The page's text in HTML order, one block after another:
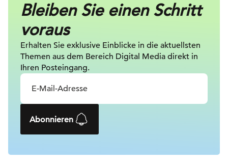
Bleiben Sie einen Schritt
voraus
Erhalten Sie exklusive Einblicke in die aktuellsten
Themen aus dem Bereich Digital Media direkt in
Ihren Posteingang.
Abonnieren